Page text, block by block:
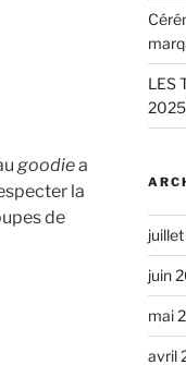
goodiea
la
de
LES
juin
mai
avril